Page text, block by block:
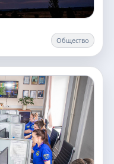
Общество